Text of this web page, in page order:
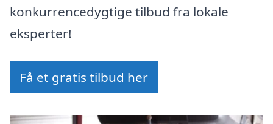
konkurrencedygtige tilbud fra lokale
eksperter!
Få et gratis tilbud her